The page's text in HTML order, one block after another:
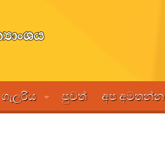
ගැලරිය පුවත් අප අමතන්න